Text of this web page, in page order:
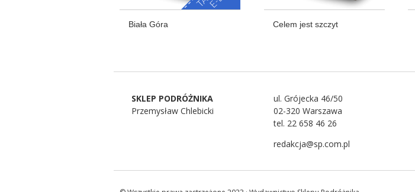
Biała Góra Celem jest szczyt
SKLEP PODRÓŻNIKA
Przemysław Chlebicki
ul. Grójecka 46/50
02-320 Warszawa
tel. 22 658 46 26
redakcja@sp.com.pl